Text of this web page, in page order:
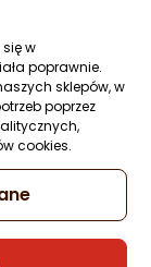
w
poprawnie.
sklepów, w
poprzez
cookies.